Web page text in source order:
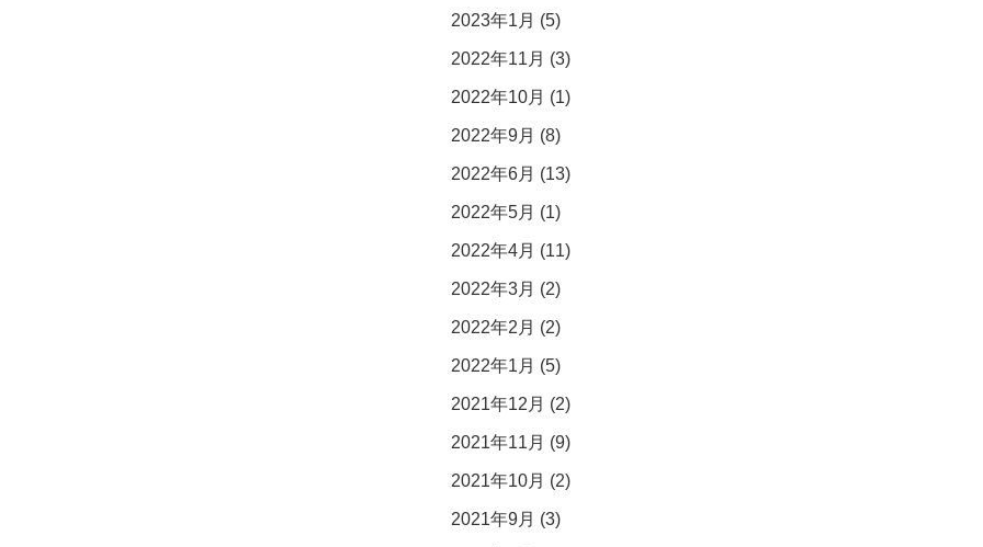
2023年1月 (5)
2022年11月 (3)
2022年10月 (1)
2022年9月 (8)
2022年6月 (13)
2022年5月 (1)
2022年4月 (11)
2022年3月 (2)
2022年2月 (2)
2022年1月 (5)
2021年12月 (2)
2021年11月 (9)
2021年10月 (2)
2021年9月 (3)